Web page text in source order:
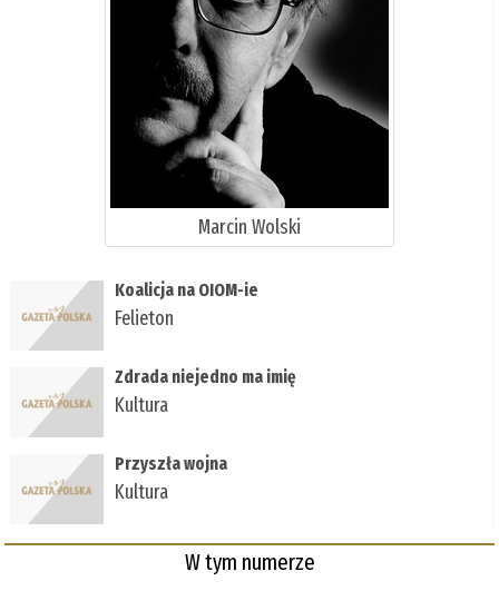
Marcin Wolski
Koalicja na OIOM-ie
Felieton
Zdrada niejedno ma imię
Kultura
Przyszła wojna
Kultura
W tym numerze